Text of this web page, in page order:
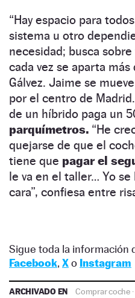
“Hay espacio para
sistema u otro
necesidad; busca
cada vez se aparta
Gálvez. Jaime se
por el centro de
de un híbrido paga un
parquímetros. “He
quejarse de que el
tiene que pagar el
le va en el taller… Yo
cara”, confiesa entre
Sigue toda la información
Facebook, Xo Instagram
ARCHIVADO EN Comprar coche ·